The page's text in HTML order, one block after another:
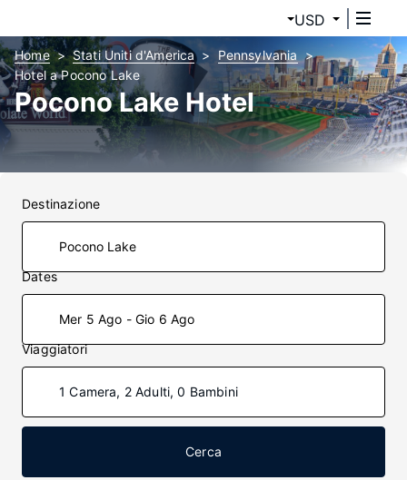
USD
Home Stati Uniti d'America
Pennsylvania
Hotel a Pocono Lake
Pocono Lake Hotel
Destinazione
Dates
Mer 5 Ago - Gio 6 Ago
Viaggiatori
1 Camera, 2 Adulti, 0 Bambini
Cerca